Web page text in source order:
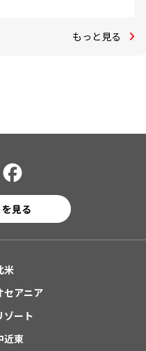
もっと見る
見る
米
セアニア
ゾート
近東